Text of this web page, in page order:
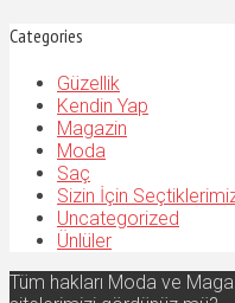
Categories
Güzellik
Kendin Yap
Magazin
Moda
Saç
Sizin İçin
Uncategorized
Ünlüler
Tüm hakları Moda ve